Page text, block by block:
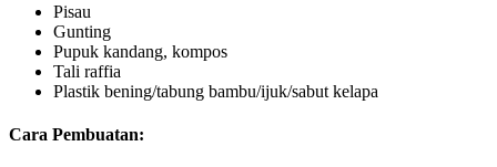
Pisau
Gunting
Pupuk kandang, kompos
Tali raffia
Plastik bening/tabung bambu/ijuk/sabut kelapa
Cara Pembuatan: